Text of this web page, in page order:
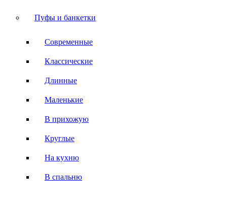
Пуфы и банкетки
Современные
Классические
Длинные
Маленькие
В прихожую
Круглые
На кухню
В спальню